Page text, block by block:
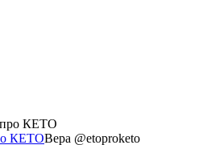
КЕТОВера @etoproketo